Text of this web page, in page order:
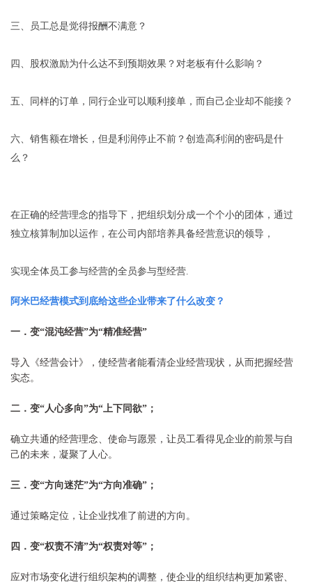
三、员工总是觉得报酬不满意？
四、股权激励为什么达不到预期效果？对老板有什么影响？
五、同样的订单，同行企业可以顺利接单，而自己企业却不能接？
六、销售额在增长，但是利润停止不前？创造高利润的密码是什
么？
在正确的经营理念的指导下，把组织划分成一个个小的团体，通过
独立核算制加以运作，在公司内部培养具备经营意识的领导，
实现全体员工参与经营的全员参与型经营.
阿米巴经营模式到底给这些企业带来了什么改变？
一．变“混沌经营”为“精准经营”
导入《经营会计》，使经营者能看清企业经营现状，从 而把握经营
实态。
二．变“ 人心多向”为“ 上下同欲” ；
确立共通的经营理念、使命与愿景，让员工看得见企业的前景与自
己的未来，凝聚了人心。
三．变“方向迷茫”为“方向准确” ；
通过策略定位，让企业找准了前进的方向。
四．变“权责不清”为“权责对等” ；
应对市场变化进行组织架构的调整，使企业的组织结构更加紧密、